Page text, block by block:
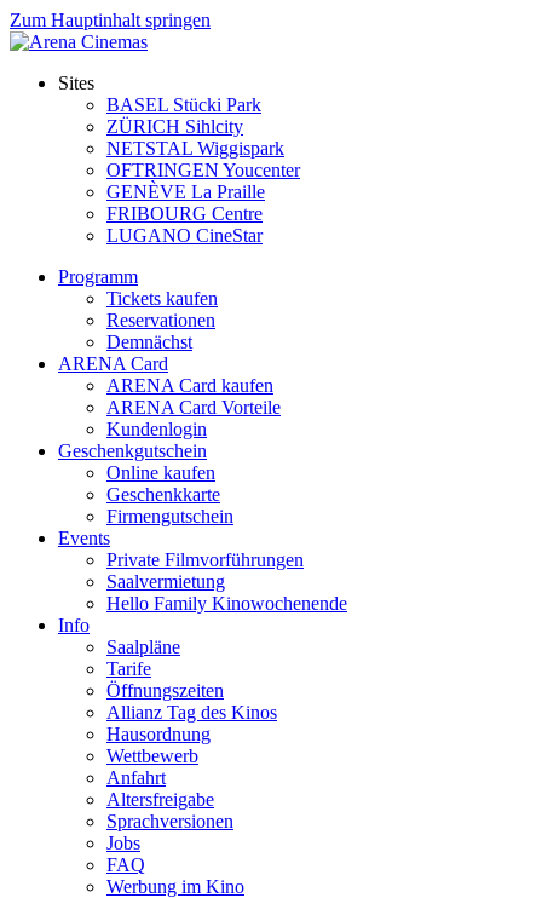
Zum Hauptinhalt springen
Sites
BASEL Stücki Park
ZÜRICH Sihlcity
NETSTAL Wiggispark
OFTRINGEN Youcenter
GENÈVE La Praille
FRIBOURG Centre
LUGANO CineStar
Programm
Tickets kaufen
Reservationen
Demnächst
ARENA Card
ARENA Card kaufen
ARENA Card Vorteile
Kundenlogin
Geschenkgutschein
Online kaufen
Geschenkkarte
Firmengutschein
Events
Private Filmvorführungen
Saalvermietung
Hello Family Kinowochenende
Info
Saalpläne
Tarife
Öffnungszeiten
Allianz Tag des Kinos
Hausordnung
Wettbewerb
Anfahrt
Altersfreigabe
Sprachversionen
Jobs
FAQ
Werbung im Kino